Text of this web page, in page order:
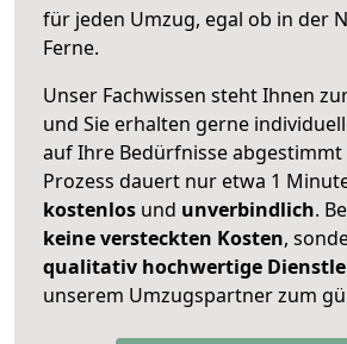
für jeden Umzug, egal ob in der
Ferne.
Unser Fachwissen steht Ihnen
und Sie erhalten gerne
auf Ihre Bedürfnisse abgestimmt
Prozess dauert nur etwa 1
kostenlos und unverbindlich.
keine versteckten Kosten,
qualitativ hochwertige
unserem Umzugspartner zum